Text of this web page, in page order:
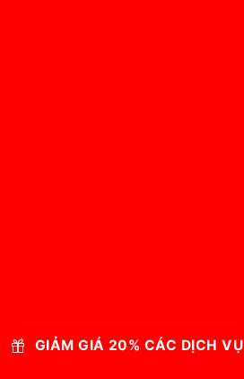
GIẢM GIÁ 20% CÁC DỊCH VỤ